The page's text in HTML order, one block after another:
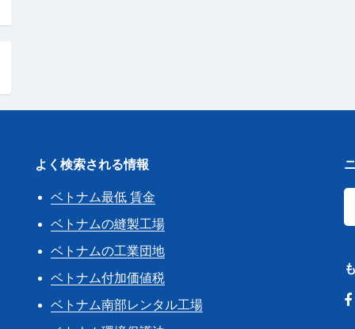
よく検索される情報
ベトナム最低 賃金
ベトナムの縫製工場
ベトナムの工業団地
ベトナム付加価値税
ベトナム南部レンタル工場